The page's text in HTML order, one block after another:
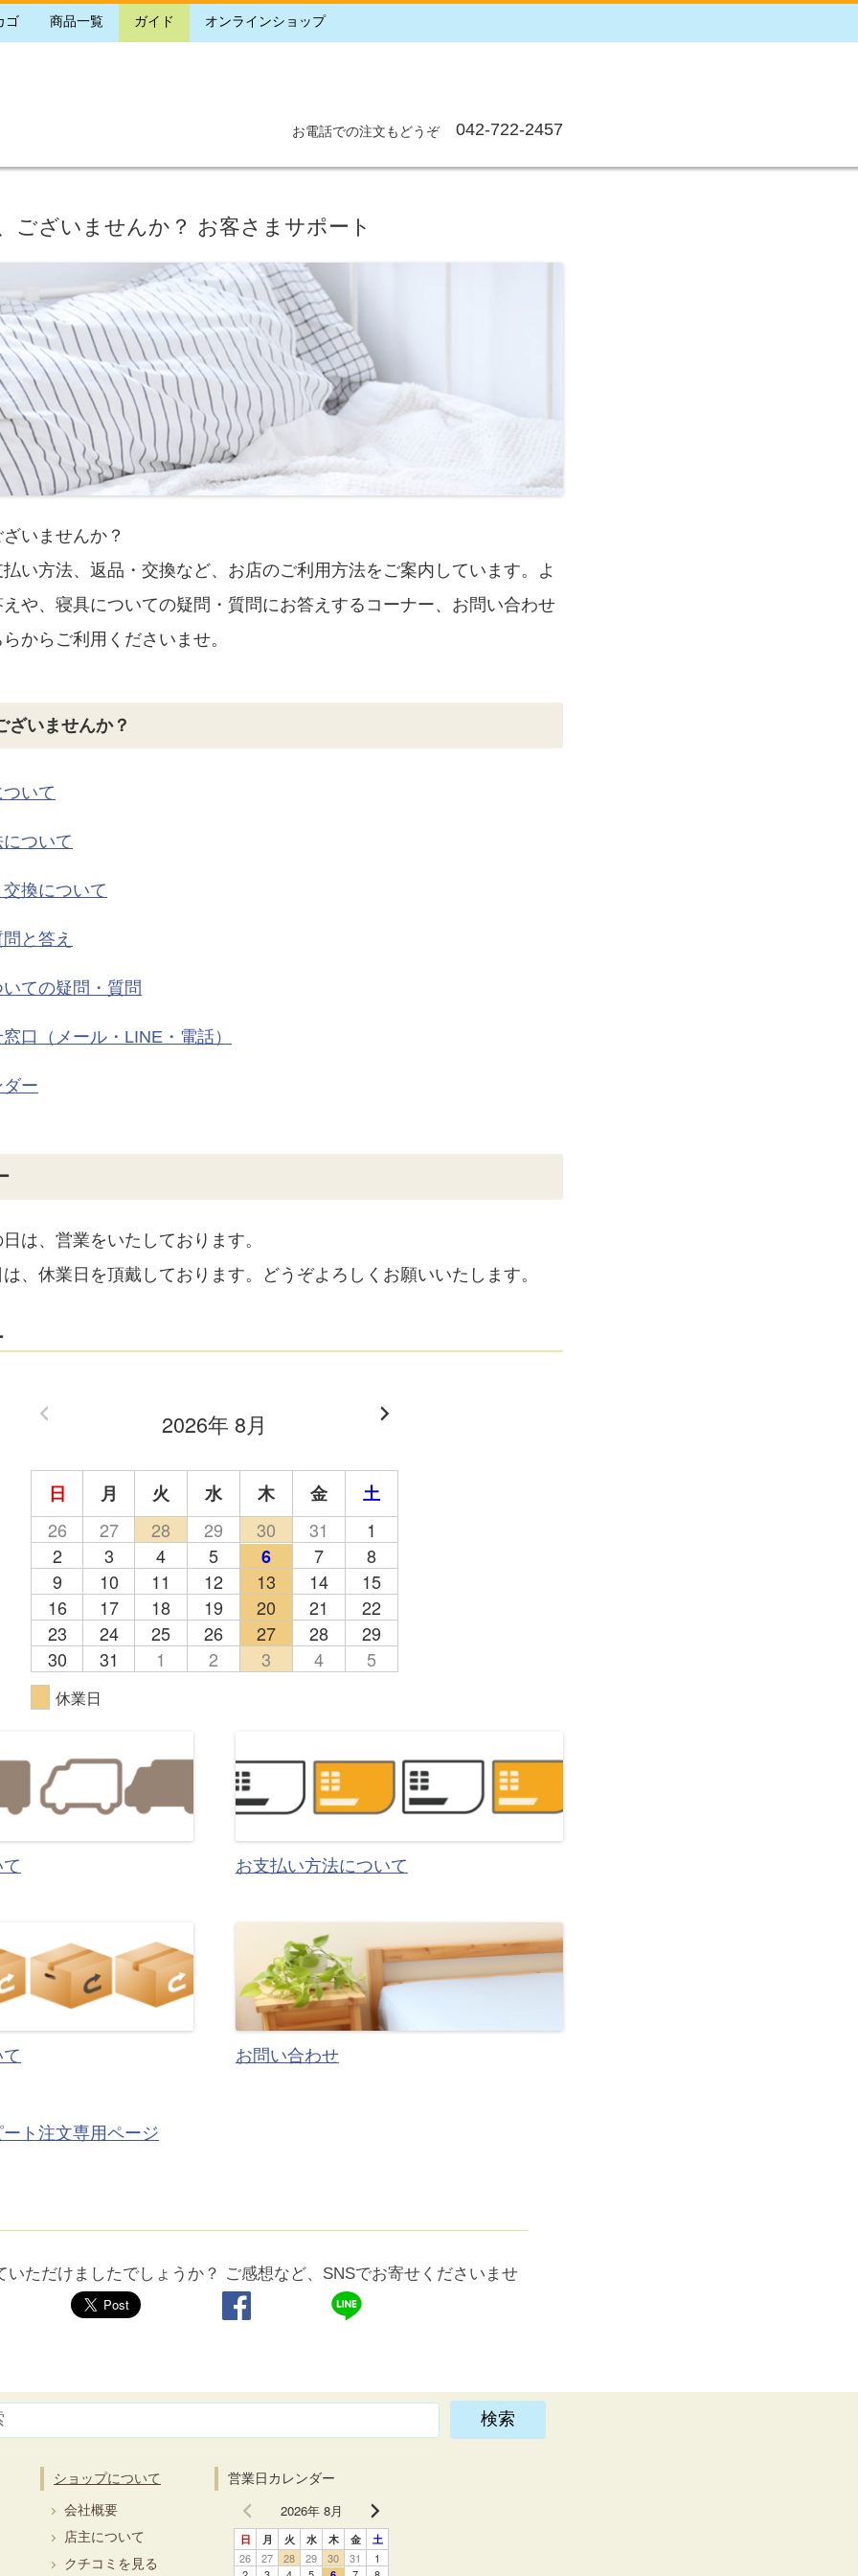
ゴ 商品一覧 ガイド オンラインショップ
お電話での注文もどうぞ 042-722-2457
ございませんか？ お客さまサポート
いませんか？
い方法、返品・交換など、お店のご利用方法をご案内しています。よ
えや、寝具についての疑問・質問にお答えするコーナー、お問い合わせ
からご利用くださいませ。
ざいませんか？
いて
ついて
換について
と答え
ての疑問・質問
口（メール・LINE・電話）
ー
は、営業をいたしております。
、休業日を頂戴しております。どうぞよろしくお願いいたします。
2026年 8月
日 月 火 水 木 金
土
26
27 28 29 30 31
1
2
3 4 5 6 7
8
9
10 11 12 13 14
15
16
17 18 19 20 21
22
23
24 25 26 27 28
29
30
31 1 2 3 4 5
休業日
お支払い方法について
お問い合わせ
ト注文専用ページ
いただけましたでしょうか？ ご感想など、SNSでお寄せくださいませ
ショップについて
会社概要
店主について
クチコミを見る
営業日カレンダー
2026年 8月
日 月 火 水 木 金 土
26 27 28 29 30 31
1